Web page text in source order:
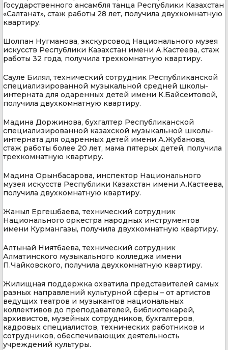
Государственного ансамбля танца Республики Казахстан
«Салтанат», стаж работы 28 лет, получила двухкомнатную
квартиру.
Шолпан Нугманова, экскурсовод Национального музея
искусств Республики Казахстан имени А.Кастеева, стаж
работы 32 года, получила трехкомнатную квартиру.
Сауле Билял, технический сотрудник Республиканской
специализированной музыкальной средней школы-
интерната для одаренных детей имени К.Байсеитовой,
получила двухкомнатную квартиру.
Мадина Доржинова, бухгалтер Республиканской
специализированной казахской музыкальной школы-
интерната для одаренных детей имени А.Жубанова,
стаж работы более 20 лет, мама пятерых детей, получила
трехкомнатную квартиру.
Мадина Орынбасарова, инспектор Национального
музея искусств Республики Казахстан имени А.Кастеева,
получила двухкомнатную квартиру.
Жаныл Ергешбаева, технический сотрудник
Национального оркестра народных инструментов
имени Курмангазы, получила двухкомнатную квартиру.
Алтынай Ниятбаева, технический сотрудник
Алматинского музыкального колледжа имени
П.Чайковского, получила двухкомнатную квартиру.
Жилищная поддержка охватила представителей самых
разных направлений культурной сферы – от артистов
ведущих театров и музыкантов национальных
коллективов до преподавателей, библиотекарей,
архивистов, музейных сотрудников, бухгалтеров,
кадровых специалистов, технических работников и
сотрудников, обеспечивающих деятельность
учреждений культуры.